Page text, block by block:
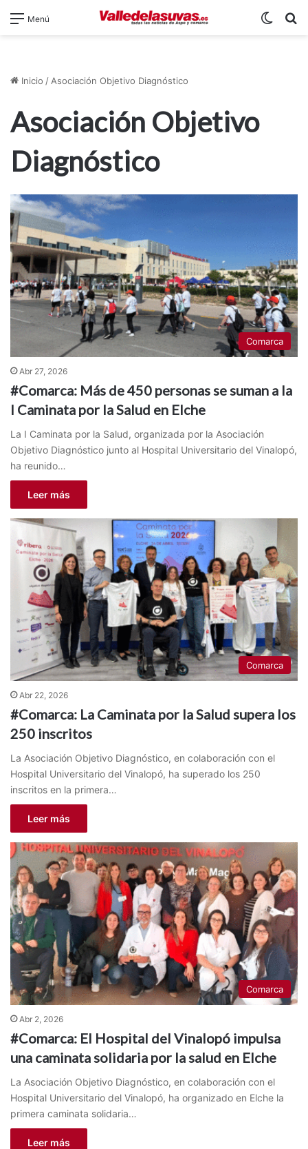
Menú
Inicio / Asociación Objetivo Diagnóstico
Asociación Objetivo
Diagnóstico
Comarca
Abr 27, 2026
#Comarca: Más de 450 personas se suman a la
I Caminata por la Salud en Elche
La I Caminata por la Salud, organizada por la Asociación
Objetivo Diagnóstico junto al Hospital Universitario del Vinalopó,
ha reunido…
Leer más
Comarca
Abr 22, 2026
#Comarca: La Caminata por la Salud supera los
250 inscritos
La Asociación Objetivo Diagnóstico, en colaboración con el
Hospital Universitario del Vinalopó, ha superado los 250
inscritos en la primera…
Leer más
Comarca
Abr 2, 2026
#Comarca: El Hospital del Vinalopó impulsa
una caminata solidaria por la salud en Elche
La Asociación Objetivo Diagnóstico, en colaboración con el
Hospital Universitario del Vinalopó, ha organizado en Elche la
primera caminata solidaria…
Leer más